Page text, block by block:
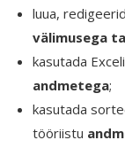
luua,
välimusega
kasutada
andmetega;
kasutada
tööriistu